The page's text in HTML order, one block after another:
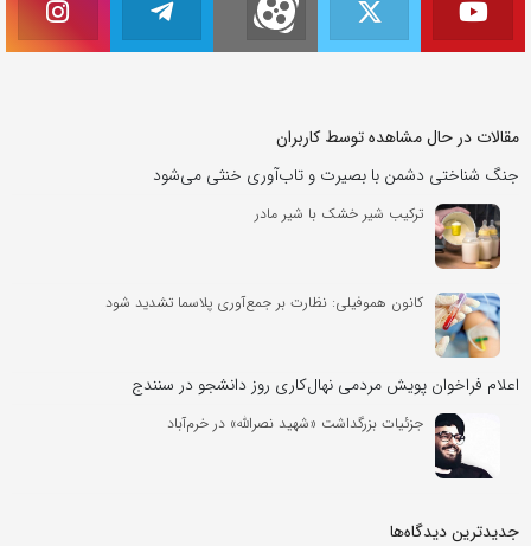
در حال مشاهده توسط کاربران
شناختی دشمن با بصیرت و تاب‌آوری خنثی می‌شود
ترکیب شیر خشک با شیر مادر
کانون هموفیلی: نظارت بر جمع‌آوری پلاسما تشدید شود
فراخوان پویش مردمی نهال‌کاری روز دانشجو در سنندج
جزئیات بزرگداشت «شهید نصرالله» در خرم‌آباد
دیدگاه‌‌ها